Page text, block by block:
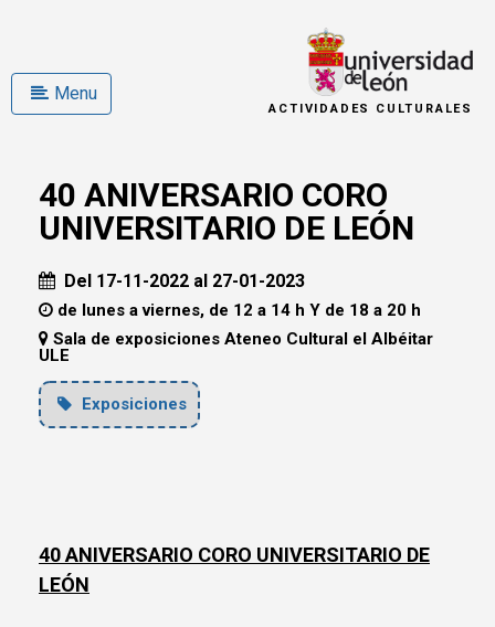
Menu
ACTIVIDADES CULTURALES
40 ANIVERSARIO CORO
UNIVERSITARIO DE LEÓN
Del 17-11-2022 al 27-01-2023
de lunes a viernes, de 12 a 14 h Y de 18 a 20 h
Sala de exposiciones Ateneo Cultural el Albéitar
ULE
Exposiciones
40 ANIVERSARIO CORO UNIVERSITARIO DE
LEÓN